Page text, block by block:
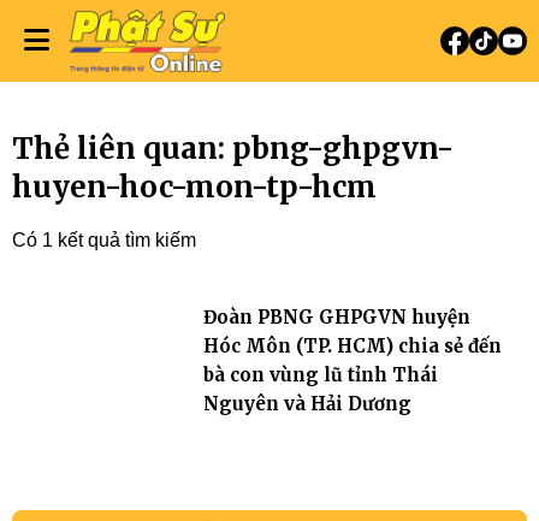
Thẻ liên quan: pbng-ghpgvn-
huyen-hoc-mon-tp-hcm
Có 1 kết quả tìm kiếm
Đoàn PBNG GHPGVN huyện
Hóc Môn (TP. HCM) chia sẻ đến
bà con vùng lũ tỉnh Thái
Nguyên và Hải Dương